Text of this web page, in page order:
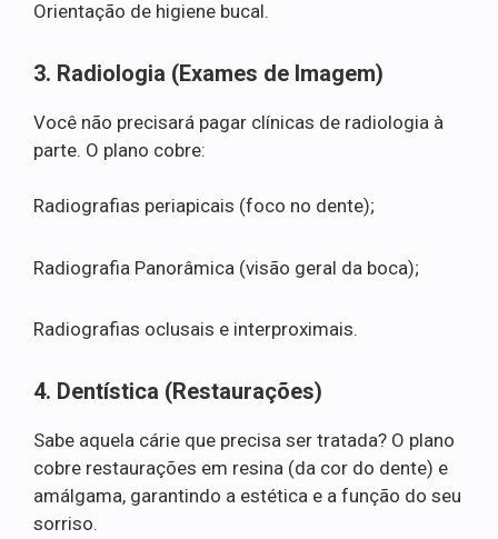
Orientação de higiene bucal.
3. Radiologia (Exames de Imagem)
Você não precisará pagar clínicas de radiologia à
parte. O plano cobre:
Radiografias periapicais (foco no dente);
Radiografia Panorâmica (visão geral da boca);
Radiografias oclusais e interproximais.
4. Dentística (Restaurações)
Sabe aquela cárie que precisa ser tratada? O plano
cobre restaurações em resina (da cor do dente) e
amálgama, garantindo a estética e a função do seu
sorriso.